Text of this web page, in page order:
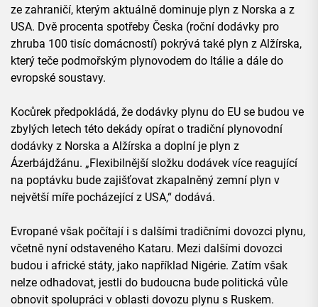
ze zahraničí, kterým aktuálně dominuje plyn z Norska a z
USA. Dvě procenta spotřeby Česka (roční dodávky pro
zhruba 100 tisíc domácností) pokrývá také plyn z Alžírska,
který teče podmořským plynovodem do Itálie a dále do
evropské soustavy.
Kocůrek předpokládá, že dodávky plynu do EU se budou ve
zbylých letech této dekády opírat o tradiční plynovodní
dodávky z Norska a Alžírska a doplní je plyn z
Ázerbájdžánu. „Flexibilnější složku dodávek více reagující
na poptávku bude zajišťovat zkapalněný zemní plyn v
největší míře pocházející z USA,“ dodává.
Evropané však počítají i s dalšími tradičními dovozci plynu,
včetně nyní odstaveného Kataru. Mezi dalšími dovozci
budou i africké státy, jako například Nigérie. Zatím však
nelze odhadovat, jestli do budoucna bude politická vůle
obnovit spolupráci v oblasti dovozu plynu s Ruskem.